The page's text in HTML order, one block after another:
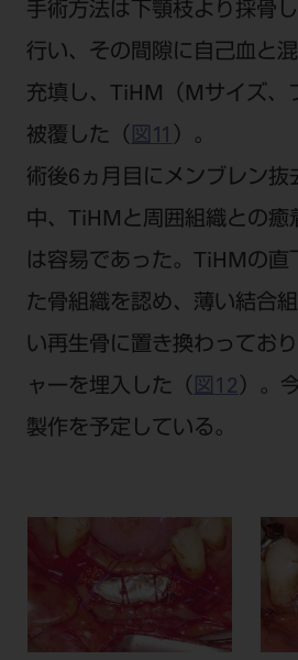
手術方法は下顎枝より採骨
行い、その間隙に自己血と
充填し、TiHM（Mサイズ、
被覆した（ 図11 ）。
術後6ヵ月目にメンブレン抜
中、TiHMと周囲組織との癒
は容易であった。TiHMの直
た骨組織を認め、薄い結合
い再生骨に置き換わっており
ャーを埋入した（ 図12 ）。
製作を予定している。